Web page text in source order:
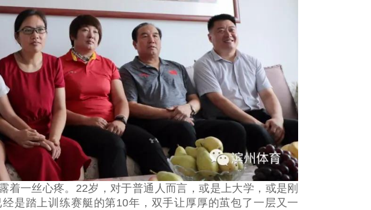
着一丝心疼。22岁，对于普通人而言，或是上大学，或是刚
是踏上训练赛艇的第10年，双手让厚厚的茧包了一层又一